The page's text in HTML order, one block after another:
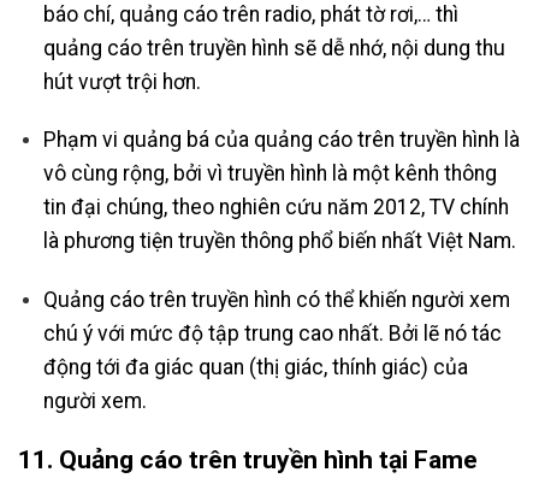
báo chí, quảng cáo trên radio, phát tờ rơi,… thì
quảng cáo trên truyền hình sẽ dễ nhớ, nội dung thu
hút vượt trội hơn.
Phạm vi quảng bá của quảng cáo trên truyền hình là
vô cùng rộng, bởi vì truyền hình là một kênh thông
tin đại chúng, theo nghiên cứu năm 2012, TV chính
là phương tiện truyền thông phổ biến nhất Việt Nam.
Quảng cáo trên truyền hình có thể khiến người xem
chú ý với mức độ tập trung cao nhất. Bởi lẽ nó tác
động tới đa giác quan (thị giác, thính giác) của
người xem.
11. Quảng cáo trên truyền hình tại Fame